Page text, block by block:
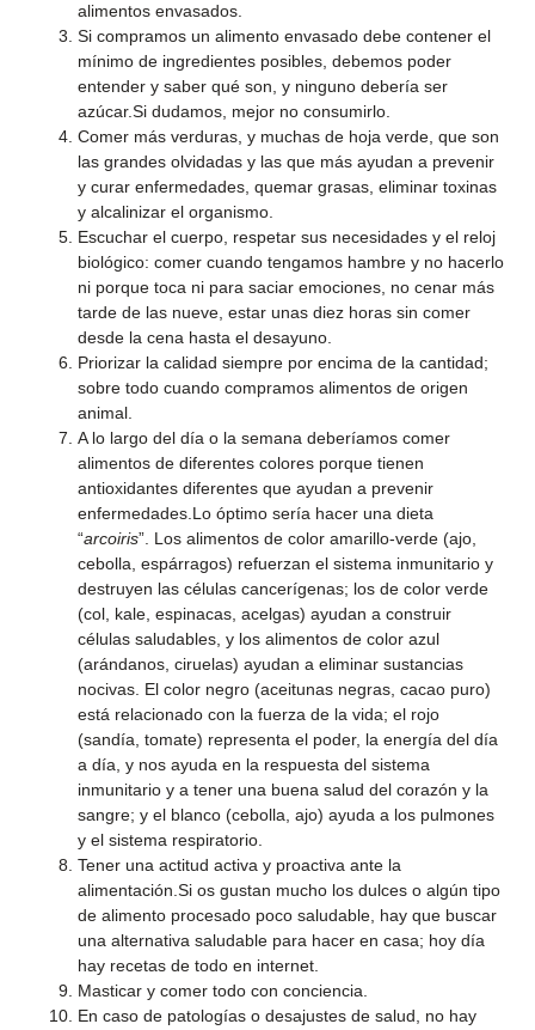
alimentos envasados.
Si compramos un alimento envasado debe contener el
mínimo de ingredientes posibles, debemos poder
entender y saber qué son, y ninguno debería ser
azúcar.Si dudamos, mejor no consumirlo.
Comer más verduras, y muchas de hoja verde, que son
las grandes olvidadas y las que más ayudan a prevenir
y curar enfermedades, quemar grasas, eliminar toxinas
y alcalinizar el organismo.
Escuchar el cuerpo, respetar sus necesidades y el reloj
biológico: comer cuando tengamos hambre y no hacerlo
ni porque toca ni para saciar emociones, no cenar más
tarde de las nueve, estar unas diez horas sin comer
desde la cena hasta el desayuno.
Priorizar la calidad siempre por encima de la cantidad;
sobre todo cuando compramos alimentos de origen
animal.
A lo largo del día o la semana deberíamos comer
alimentos de diferentes colores porque tienen
antioxidantes diferentes que ayudan a prevenir
enfermedades.Lo óptimo sería hacer una dieta
“arcoiris”. Los alimentos de color amarillo-verde (ajo,
cebolla, espárragos) refuerzan el sistema inmunitario y
destruyen las células cancerígenas; los de color verde
(col, kale, espinacas, acelgas) ayudan a construir
células saludables, y los alimentos de color azul
(arándanos, ciruelas) ayudan a eliminar sustancias
nocivas. El color negro (aceitunas negras, cacao puro)
está relacionado con la fuerza de la vida; el rojo
(sandía, tomate) representa el poder, la energía del día
a día, y nos ayuda en la respuesta del sistema
inmunitario y a tener una buena salud del corazón y la
sangre; y el blanco (cebolla, ajo) ayuda a los pulmones
y el sistema respiratorio.
Tener una actitud activa y proactiva ante la
alimentación.Si os gustan mucho los dulces o algún tipo
de alimento procesado poco saludable, hay que buscar
una alternativa saludable para hacer en casa; hoy día
hay recetas de todo en internet.
Masticar y comer todo con conciencia.
En caso de patologías o desajustes de salud, no hay